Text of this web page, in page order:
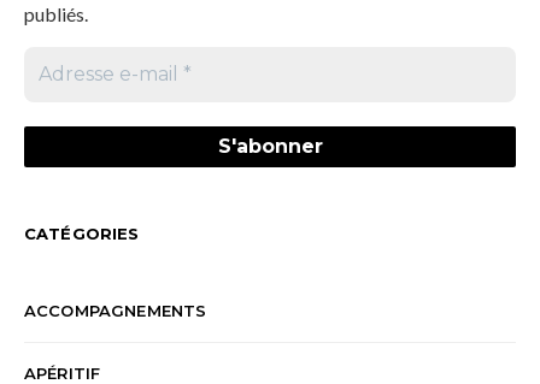
publiés.
CATÉGORIES
ACCOMPAGNEMENTS
APÉRITIF